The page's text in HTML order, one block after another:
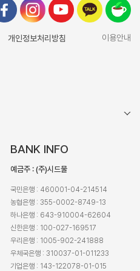
개인정보처리방침
이용안내
BANK INFO
예금주 : (주)시드물
국민은행 : 460001-04-214514
농협은행 : 355-0002-8749-13
하나은행 : 643-910004-62604
신한은행 : 100-027-169517
우리은행 : 1005-902-241888
우체국은행 : 310037-01-011233
기업은행 : 143-122078-01-015